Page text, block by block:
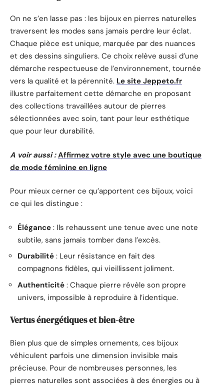
On ne s’en lasse pas : les bijoux en pierres naturelles
traversent les modes sans jamais perdre leur éclat.
Chaque pièce est unique, marquée par des nuances
et des dessins singuliers. Ce choix relève aussi d’une
démarche respectueuse de l’environnement, tournée
vers la qualité et la pérennité. Le site Jeppeto.fr
illustre parfaitement cette démarche en proposant
des collections travaillées autour de pierres
sélectionnées avec soin, tant pour leur esthétique
que pour leur durabilité.
A voir aussi : Affirmez votre style avec une boutique
de mode féminine en ligne
Pour mieux cerner ce qu’apportent ces bijoux, voici
ce qui les distingue :
Élégance : Ils rehaussent une tenue avec une note
subtile, sans jamais tomber dans l’excès.
Durabilité : Leur résistance en fait des
compagnons fidèles, qui vieillissent joliment.
Authenticité : Chaque pierre révèle son propre
univers, impossible à reproduire à l’identique.
Vertus énergétiques et bien-être
Bien plus que de simples ornements, ces bijoux
véhiculent parfois une dimension invisible mais
précieuse. Pour de nombreuses personnes, les
pierres naturelles sont associées à des énergies ou à